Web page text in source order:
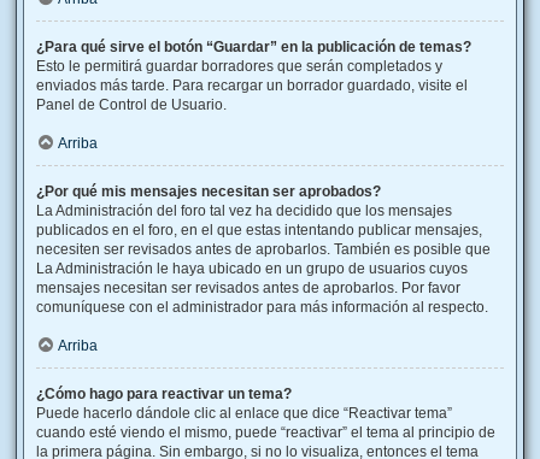
¿Para qué sirve el botón “Guardar” en la publicación de temas?
Esto le permitirá guardar borradores que serán completados y
enviados más tarde. Para recargar un borrador guardado, visite el
Panel de Control de Usuario.
Arriba
¿Por qué mis mensajes necesitan ser aprobados?
La Administración del foro tal vez ha decidido que los mensajes
publicados en el foro, en el que estas intentando publicar mensajes,
necesiten ser revisados antes de aprobarlos. También es posible que
La Administración le haya ubicado en un grupo de usuarios cuyos
mensajes necesitan ser revisados antes de aprobarlos. Por favor
comuníquese con el administrador para más información al respecto.
Arriba
¿Cómo hago para reactivar un tema?
Puede hacerlo dándole clic al enlace que dice “Reactivar tema”
cuando esté viendo el mismo, puede “reactivar” el tema al principio de
la primera página. Sin embargo, si no lo visualiza, entonces el tema